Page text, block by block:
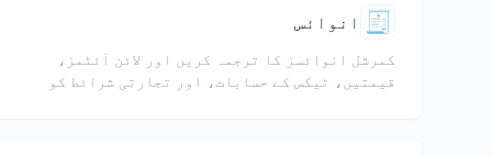
🧾 انوائس
کمرشل انوائسز کا ترجمہ کریں اور لائن آئٹمز،
قیمتیں، ٹیکس کے حسابات، اور تجارتی شرائط کو